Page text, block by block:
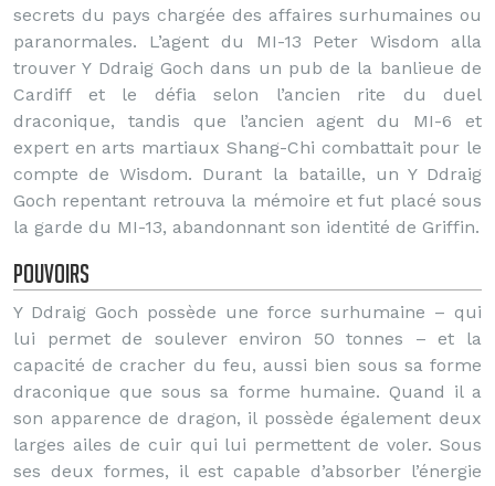
secrets du pays chargée des affaires surhumaines ou
paranormales. L’agent du MI-13 Peter Wisdom alla
trouver Y Ddraig Goch dans un pub de la banlieue de
Cardiff et le défia selon l’ancien rite du duel
draconique, tandis que l’ancien agent du MI-6 et
expert en arts martiaux Shang-Chi combattait pour le
compte de Wisdom. Durant la bataille, un Y Ddraig
Goch repentant retrouva la mémoire et fut placé sous
la garde du MI-13, abandonnant son identité de Griffin.
Pouvoirs
Y Ddraig Goch possède une force surhumaine – qui
lui permet de soulever environ 50 tonnes – et la
capacité de cracher du feu, aussi bien sous sa forme
draconique que sous sa forme humaine. Quand il a
son apparence de dragon, il possède également deux
larges ailes de cuir qui lui permettent de voler. Sous
ses deux formes, il est capable d’absorber l’énergie